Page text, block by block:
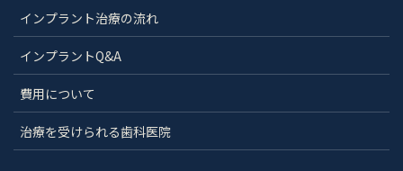
インプラント治療の流れ
インプラントQ&A
費用について
治療を受けられる歯科医院